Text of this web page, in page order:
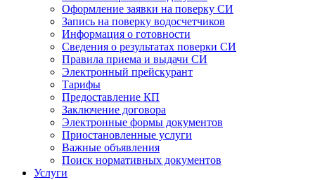
Оформление заявки на поверку СИ
Запись на поверку водосчетчиков
Информация о готовности
Сведения о результатах поверки СИ
Правила приема и выдачи СИ
Электронный прейскурант
Тарифы
Предоставление КП
Заключение договора
Электронные формы документов
Приостановленные услуги
Важные объявления
Поиск нормативных документов
Услуги